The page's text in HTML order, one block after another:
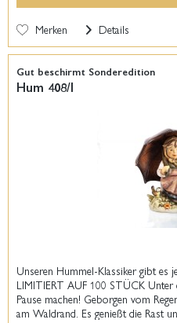
Merken Details
Gut beschirmt Sonderedition
Hum 408/I
Unseren Hummel-Klassiker gibt es
LIMITIERT AUF 100 STÜCK Unter
Pause machen! Geborgen vom
am Waldrand. Es genießt die Rast